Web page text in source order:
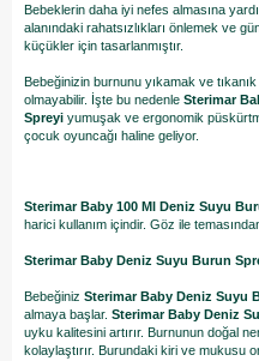
Bebeklerin daha iyi nefes almasına
alanındaki rahatsızlıkları önlemek ve
küçükler için tasarlanmıştır.
Bebeğinizin burnunu yıkamak ve
olmayabilir. İşte bu nedenle Sterimar
Spreyi yumuşak ve ergonomik
çocuk oyuncağı haline geliyor.
Sterimar Baby 100 Ml Deniz Suyu
harici kullanım içindir. Göz ile
Sterimar Baby Deniz Suyu Burun
Bebeğiniz Sterimar Baby Deniz Suyu
almaya başlar. Sterimar Baby Deniz
uyku kalitesini artırır. Burnunun doğal
kolaylaştırır. Burundaki kiri ve mukusu